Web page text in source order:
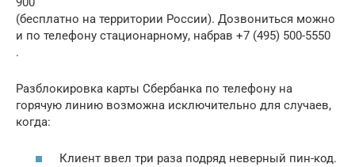
(бесплатно на территории России). Дозвониться можно
и по телефону стационарному, набрав +7 (495) 500-5550
.
Разблокировка карты Сбербанка по телефону на
горячую линию возможна исключительно для случаев,
когда:
Клиент ввел три раза подряд неверный пин-код.